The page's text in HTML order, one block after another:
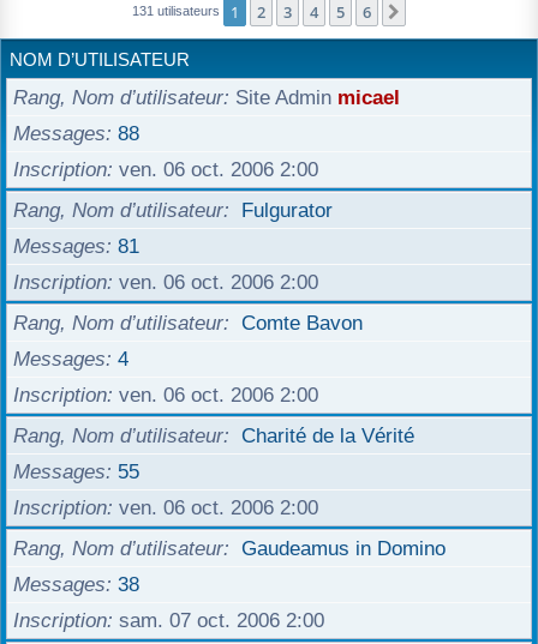
c
131 utilisateurs 1 2 3 4 5 6
NOM D’UTILISATEUR
Rang, Nom d’utilisateur Site Admin micael
Messages
88
Inscription ven. 06 oct. 2006 2:00
Rang, Nom d’utilisateur
Fulgurator
Messages
81
Inscription ven. 06 oct. 2006 2:00
Rang, Nom d’utilisateur
Comte Bavon
Messages
4
Inscription ven. 06 oct. 2006 2:00
Rang, Nom d’utilisateur
Charité de la Vérité
Messages
55
Inscription ven. 06 oct. 2006 2:00
Rang, Nom d’utilisateur
Gaudeamus in Domino
Messages
38
Inscription sam. 07 oct. 2006 2:00